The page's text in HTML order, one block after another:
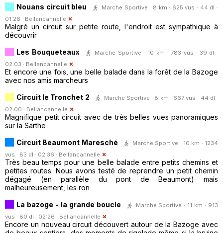
Nouans circuit bleu
Marche Sportive · 8 km · 625 vus · 44 dl ·
01:26 · Bellancannelle
Malgré un circuit sur petite route, l'endroit est sympathique à
découvrir
Les Bouqueteaux
Marche Sportive · 10 km · 783 vus · 39 dl ·
02:03 · Bellancannelle
Et encore une fois, une belle balade dans la forêt de la Bazoge
avec nos amis marcheurs
Circuit le Tronchet 2
Marche Sportive · 8 km · 667 vus · 44 dl ·
02:00 · Bellancannelle
Magnifique petit circuit avec de très belles vues panoramiques
sur la Sarthe
Circuit Beaumont Maresché
Marche Sportive · 10 km · 1234
vus · 83 dl · 02:36 · Bellancannelle
Très beau temps pour une belle balade entre petits chemins et
petites routes. Nous avons testé de reprendre un petit chemin
dégagé (en parallèle du pont de Beaumont) mais
malheureusement, les ron
La bazoge - la grande boucle
Marche Sportive · 11 km · 913
vus · 80 dl · 02:26 · Bellancannelle
Encore un nouveau circuit découvert autour de la Bazoge avec